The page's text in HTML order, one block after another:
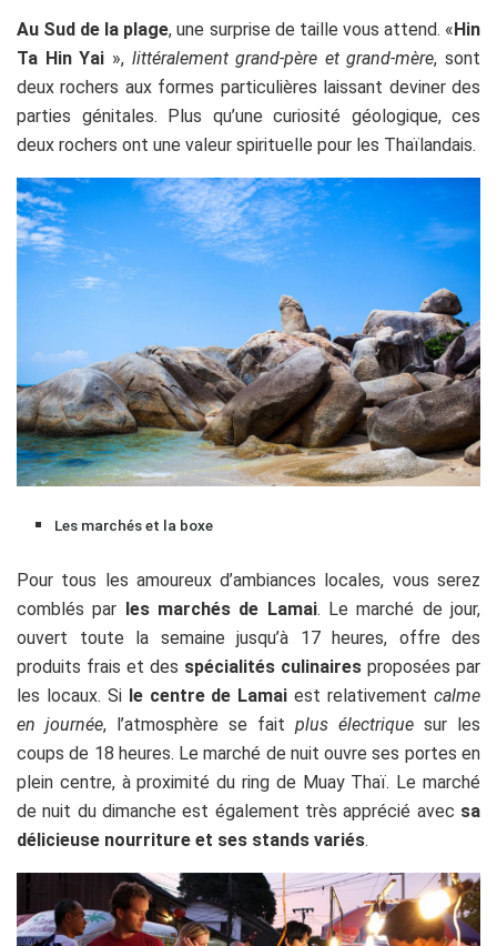
Au Sud de la plage, une surprise de taille vous attend. «Hin
Ta Hin Yai », littéralement grand-père et grand-mère, sont
deux rochers aux formes particulières laissant deviner des
parties génitales. Plus qu’une curiosité géologique, ces
deux rochers ont une valeur spirituelle pour les Thaïlandais.
Les marchés et la boxe
Pour tous les amoureux d’ambiances locales, vous serez
comblés par les marchés de Lamai. Le marché de jour,
ouvert toute la semaine jusqu’à 17 heures, offre des
produits frais et des spécialités culinaires proposées par
les locaux. Si le centre de Lamai est relativementcalme
en journée, l’atmosphère se fait plus électrique sur les
coups de 18 heures. Le marché de nuit ouvre ses portes en
plein centre, à proximité du ring de Muay Thaï. Le marché
de nuit du dimanche est également très apprécié avec sa
délicieuse nourriture et ses stands variés.